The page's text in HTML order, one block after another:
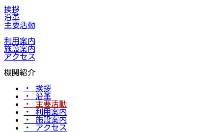
挨拶
沿革
主要活動
利用案内
施設案内
アクセス
機関紹介
・ 挨拶
・ 沿革
・ 主要活動
・ 利用案内
・ 施設案内
・ アクセス